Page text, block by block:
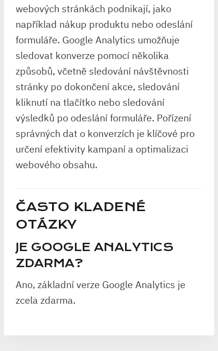
webových stránkách podnikají, jako
například nákup produktu nebo odeslání
formuláře. Google Analytics umožňuje
sledovat konverze pomocí několika
způsobů, včetně sledování návštěvnosti
stránky po dokončení akce, sledování
kliknutí na tlačítko nebo sledování
výsledků po odeslání formuláře. Pořízení
správných dat o konverzích je klíčové pro
určení efektivity kampaní a optimalizaci
webového obsahu.
ČASTO KLADENÉ
OTÁZKY
JE GOOGLE ANALYTICS
ZDARMA?
Ano, základní verze Google Analytics je
zcela zdarma.